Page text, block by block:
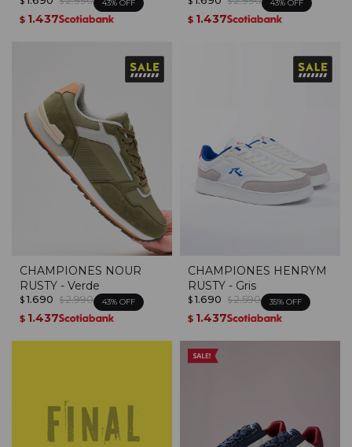
43
$ 1.437
43
$ 1.437
CHAMPIONES NOUR
RUSTY - Verde
$ 1.690 $ 2.990 43
$ 1.437
CHAMPIONES HENRYM
RUSTY - Gris
$ 1.690 $ 2.590 35
$ 1.437